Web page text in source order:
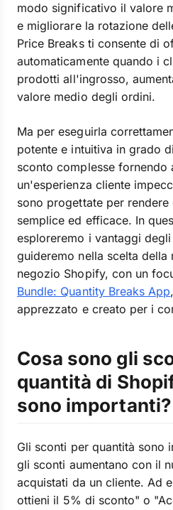
modo significativo il valore
e migliorare la rotazione
Price Breaks ti consente di
automaticamente quando i
prodotti all'ingrosso,
valore medio degli ordini.
Ma per eseguirla
potente e intuitiva in grado
sconto complesse fornendo
un'esperienza cliente
sono progettate per
semplice ed efficace. In
esploreremo i vantaggi
guideremo nella scelta
negozio Shopify, con un
Bundle: Quantity Breaks App
apprezzato e creato per i
Cosa sono gli
quantità di
sono importanti?
Gli sconti per quantità sono
gli sconti aumentano con il
acquistati da un cliente. Ad
ottieni il 5% di sconto" o